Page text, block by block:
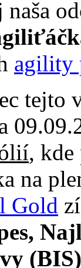
naša
agility
tejto
, kde
na
Gold
(BIS)